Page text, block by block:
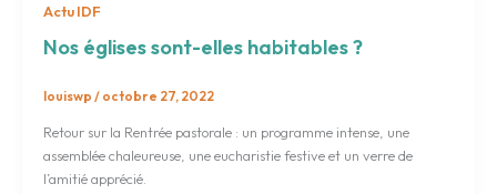
Actu IDF
Nos églises sont-elles habitables ?
louiswp / octobre 27, 2022
Retour sur la Rentrée pastorale : un programme intense, une
assemblée chaleureuse, une eucharistie festive et un verre de
l’amitié apprécié.